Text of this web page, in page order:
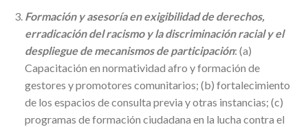
Formación y asesoría en exigibilidad de derechos,
erradicación del racismo y la discriminación racial y el
despliegue de mecanismos de participación: (a)
Capacitación en normatividad afro y formación de
gestores y promotores comunitarios; (b) fortalecimiento
de los espacios de consulta previa y otras instancias; (c)
programas de formación ciudadana en la lucha contra el